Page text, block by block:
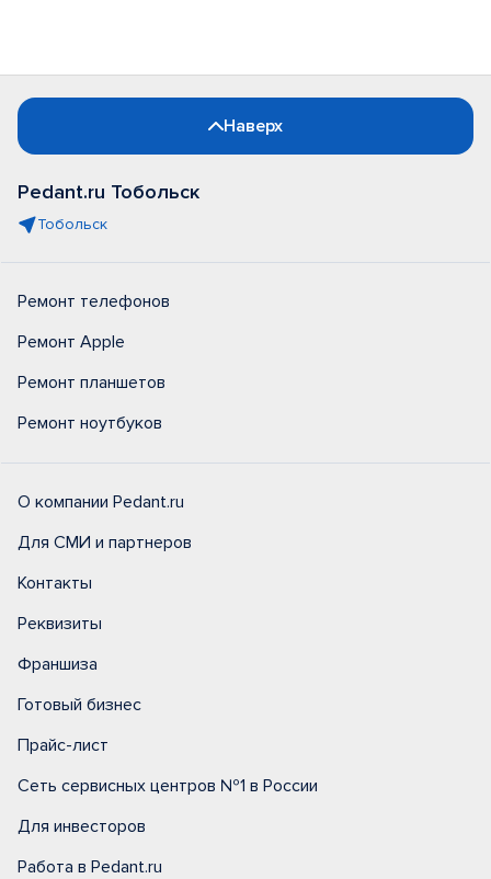
Наверх
Pedant.ru Тобольск
Тобольск
Ремонт телефонов
Ремонт Apple
Ремонт планшетов
Ремонт ноутбуков
О компании Pedant.ru
Для СМИ и партнеров
Контакты
Реквизиты
Франшиза
Готовый бизнес
Прайс-лист
Сеть сервисных центров №1 в России
Для инвесторов
Работа в Pedant.ru